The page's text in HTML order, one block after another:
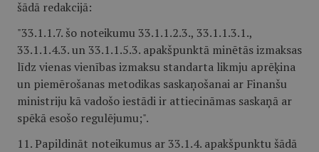
šādā redakcijā:
"33.1.1.7. šo noteikumu 33.1.1.2.3., 33.1.1.3.1.,
33.1.1.4.3. un 33.1.1.5.3. apakšpunktā minētās izmaksas
līdz vienas vienības izmaksu standarta likmju aprēķina
un piemērošanas metodikas saskaņošanai ar Finanšu
ministriju kā vadošo iestādi ir attiecināmas saskaņā ar
spēkā esošo regulējumu;".
11. Papildināt noteikumus ar 33.1.4. apakšpunktu šādā